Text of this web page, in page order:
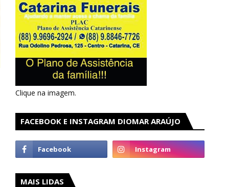
Clique na imagem.
FACEBOOK E INSTAGRAM DIOMAR ARAÚJO
MAIS LIDAS